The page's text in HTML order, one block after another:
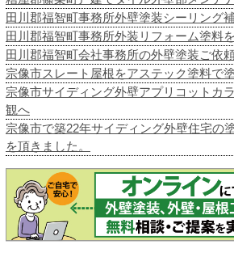
田川郡福智町事務所外壁塗装シーリング
田川郡福智町事務所外装リフォーム塗料
田川郡福智町会社事務所の外壁塗装ご依
宗像市スレート屋根をアステック塗料で
宗像市サイディング外壁アプリコットカ
観へ
宗像市で築22年サイディング外壁住宅の
を頂きました。